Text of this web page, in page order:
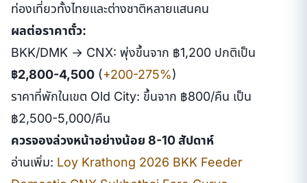
ท่องเที่ยวทั้งไทยและต่างชาติหลายแสนคน
ผลต่อราคาตั๋ว:
BKK/DMK → CNX: พุ่งขึ้นจาก ฿1,200 ปกติเป็น
฿2,800-4,500 (+200-275%)
ราคาที่พักในเขต Old City: ขึ้นจาก ฿800/คืน เป็น
฿2,500-5,000/คืน
ควรจองล่วงหน้าอย่างน้อย 8-10 สัปดาห์
อ่านเพิ่ม: Loy Krathong 2026 BKK Feeder